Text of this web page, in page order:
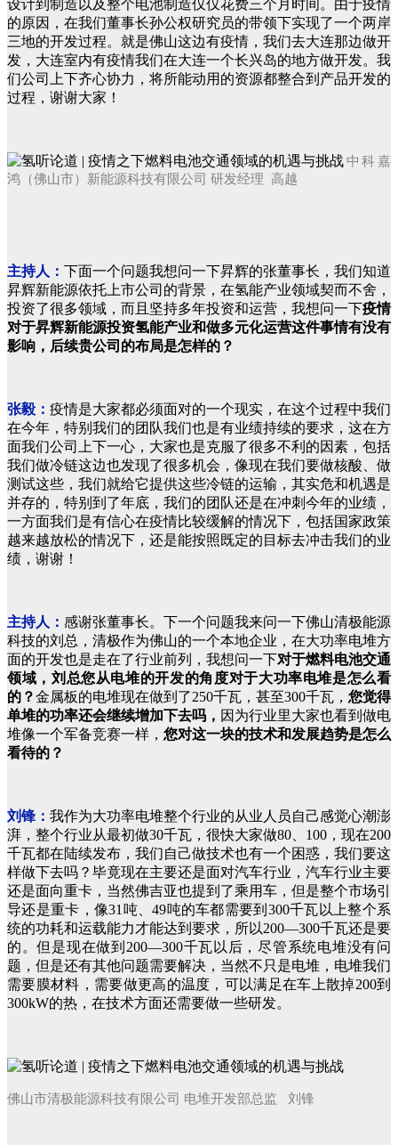
设计到制造以及整个电池制造仅仅花费三个月时间。由于疫情
的原因，在我们董事长孙公权研究员的带领下实现了一个两岸
三地的开发过程。就是佛山这边有疫情，我们去大连那边做开
发，大连室内有疫情我们在大连一个长兴岛的地方做开发。我
们公司上下齐心协力，将所能动用的资源都整合到产品开发的
过程，谢谢大家！
中科嘉
鸿（佛山市）新能源科技有限公司 研发经理 高越
主持人： 下面一个问题我想问一下昇辉的张董事长，我们知道
昇辉新能源依托上市公司的背景，在氢能产业领域契而不舍，
投资了很多领域，而且坚持多年投资和运营，我想问一下疫情
对于昇辉新能源投资氢能产业和做多元化运营这件事情有没有
影响，后续贵公司的布局是怎样的？
张毅： 疫情是大家都必须面对的一个现实，在这个过程中我们
在今年，特别我们的团队我们也是有业绩持续的要求，这在方
面我们公司上下一心，大家也是克服了很多不利的因素，包括
我们做冷链这边也发现了很多机会，像现在我们要做核酸、做
测试这些，我们就给它提供这些冷链的运输，其实危和机遇是
并存的，特别到了年底，我们的团队还是在冲刺今年的业绩，
一方面我们是有信心在疫情比较缓解的情况下，包括国家政策
越来越放松的情况下，还是能按照既定的目标去冲击我们的业
绩，谢谢！
主持人： 感谢张董事长。 下一个问题我来问一下佛山清极能源
科技的刘总，清极作为佛山的一个本地企业，在大功率电堆方
面的开发也是走在了行业前列，我想问一下对于燃料电池交通
领域，刘总您从电堆的开发的角度对于大功率电堆是怎么看
的？金属板的电堆现在做到了250千瓦，甚至300千瓦， 您觉得
单堆的功率还会继续增加下去吗， 因为行业里大家也看到做电
堆像一个军备竞赛一样， 您对这一块的技术和发展趋势是怎么
看待的？
刘锋： 我作为大功率电堆整个行业的从业人员自己感觉心潮澎
湃，整个行业从最初做30千瓦，很快大家做80、100，现在200
千瓦都在陆续发布，我们自己做技术也有一个困惑，我们要这
样做下去吗？毕竟现在主要还是面对汽车行业，汽车行业主要
还是面向重卡，当然佛吉亚也提到了乘用车，但是整个市场引
导还是重卡，像31吨、49吨的车都需要到300千瓦以上整个系
统的功耗和运载能力才能达到要求，所以200—300千瓦还是要
的。但是现在做到200—300千瓦以后，尽管系统电堆没有问
题，但是还有其他问题需要解决，当然不只是电堆，电堆我们
需要膜材料，需要做更高的温度，可以满足在车上散掉200到
300kW的热，在技术方面还需要做一些研发。
佛山市清极能源科技有限公司 电堆开发部总监 刘锋